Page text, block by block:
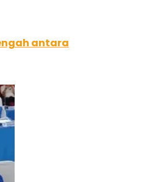
antara